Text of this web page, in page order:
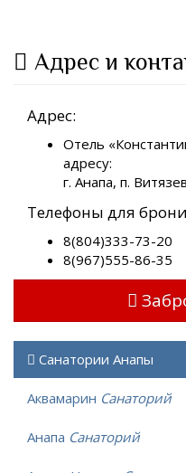
Адрес и
Адрес:
Отель
адресу:
г. Анапа, п.
Телефоны для
8(804)333-73-20
8(967)555-86-35
Санатории Анапы
Аквамарин Санаторий
Анапа Санаторий